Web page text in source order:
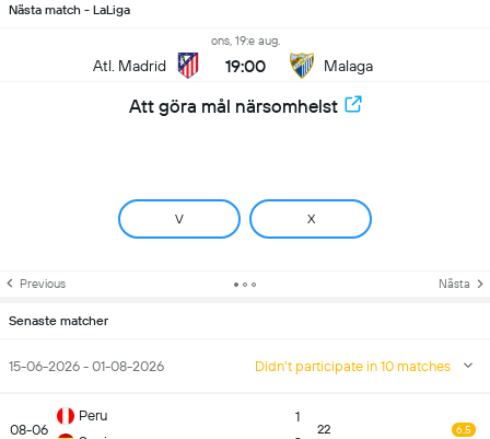
Nästa match - LaLiga
Atl. Madrid
ons, 19:e aug.
19:00 Malaga
Att göra mål närsomhelst
V X
Previous Nästa
Senaste matcher
15-06-2026 - 01-08-2026 Didn't participate in 10 matches
08-06
Peru
1
22 6.5